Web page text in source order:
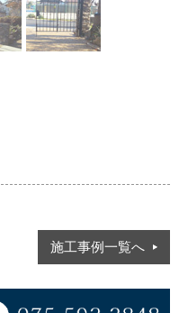
施工事例一覧へ